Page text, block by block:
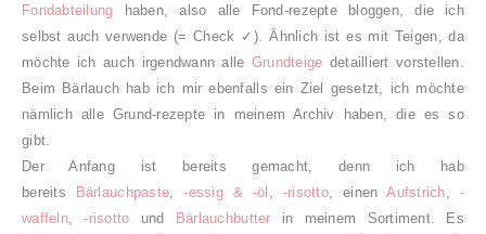
Fondabteilung haben, also alle Fond-rezepte bloggen, die ich
selbst auch verwende (= Check ✓). Ähnlich ist es mit Teigen, da
möchte ich auch irgendwann alle Grundteige detailliert vorstellen.
Beim Bärlauch hab ich mir ebenfalls ein Ziel gesetzt, ich möchte
nämlich alle Grund-rezepte in meinem Archiv haben, die es so
gibt.
Der Anfang ist bereits gemacht, denn ich hab
bereits Bärlauchpaste ,-essig & -öl -risotto, einenAufstrich
-
waffeln,-risotto und Bärlauchbutter in meinem Sortiment. Es